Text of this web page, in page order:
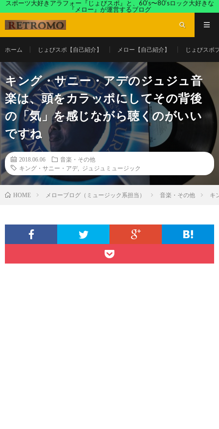
スポーツ大好きアラフォー『じょびスポ』と、60’s〜80’sロック大好きな
『メロー』が運営するブログ
ホーム じょびスポ【自己紹介】 メロー【自己紹介】 じょびスポ
キング・サニー・アデのジュジュ音
楽は、頭をカラッポにしてその背後
の「気」を感じながら聴くのがいい
ですね
2018.06.06
音楽・その他
キング・サニー・アデ, ジュジュミュージック
HOME メローブログ（ミュージック系担当） 音楽・その他 キ